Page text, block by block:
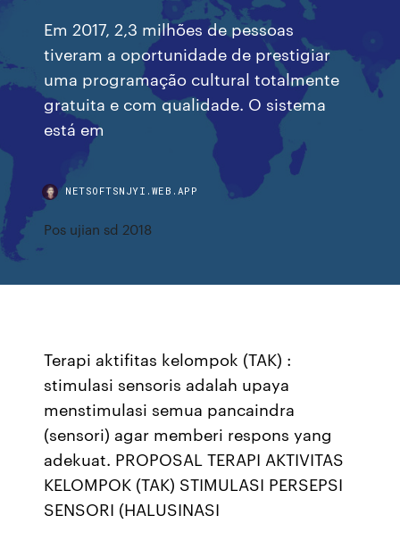
Em 2017, 2,3 milhões de pessoas
tiveram a oportunidade de prestigiar
uma programação cultural totalmente
gratuita e com qualidade. O sistema
está em
NETSOFTSNJYI.WEB.APP
Pos ujian sd 2018
Terapi aktifitas kelompok (TAK) :
stimulasi sensoris adalah upaya
menstimulasi semua pancaindra
(sensori) agar memberi respons yang
adekuat. PROPOSAL TERAPI AKTIVITAS
KELOMPOK (TAK) STIMULASI PERSEPSI
SENSORI (HALUSINASI